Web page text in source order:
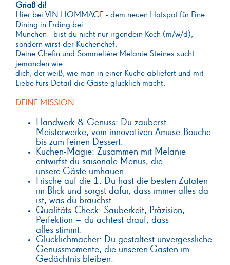
Griaß di!
Hier bei VIN HOMMAGE - dem neuen Hotspot für Fine
Dining in Erding bei
München - bist du nicht nur irgendein Koch (m/w/d),
sondern wirst der Küchenchef.
Deine Chefin und Sommelière Melanie Steines sucht
jemanden wie
dich, der weiß, wie man in einer Küche abliefert und mit
Liebe fürs Detail die Gäste glücklich macht.
DEINE MISSION
Handwerk & Genuss: Du zauberst
Meisterwerke, vom innovativen Amuse- Bouche
bis zum feinen Dessert.
Küchen-Magie: Zusammen mit Melanie
entwirfst du saisonale Menüs, die
unsere Gäste umhauen.
Frische auf die 1: Du hast die besten Zutaten
im Blick und sorgst dafür, dass immer alles da
ist, was du brauchst.
Qualitäts-Check: Sauberkeit, Präzision,
Perfektion – du achtest drauf, dass
alles stimmt.
Glücklichmacher: Du gestaltest unvergessliche
Genussmomente, die unseren Gästen im
Gedächtnis bleiben.